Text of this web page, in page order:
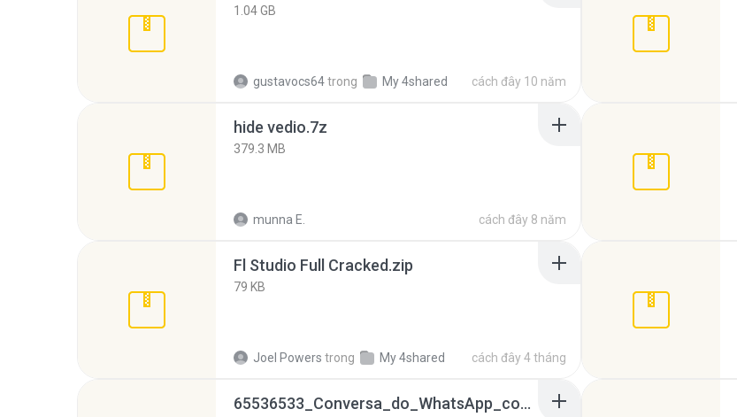
1.04 GB
gustavocs64trong My 4shared cách đây 10 năm
hide vedio.7z
379.3 MB
munna E. cách đây 8 năm
Fl Studio Full Cracked.zip
79 KB
Joel Powers trong My 4shared cách đây 4 tháng
65536533_Conversa_do_WhatsApp_com_Meu_Esposo.zip